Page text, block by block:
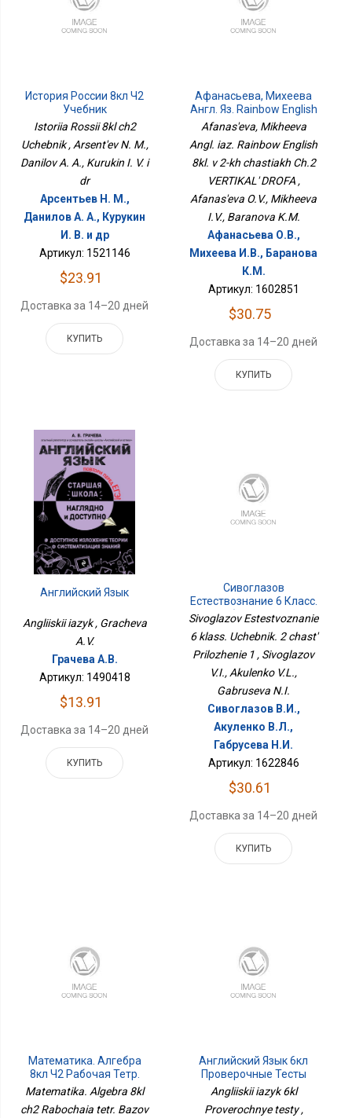
История России 8кл Ч2
Учебник
Istoriia Rossii 8kl ch2
Uchebnik , Arsent'ev N. M.,
Danilov A. A., Kurukin I. V. i
dr
Арсентьев Н. М.,
Данилов А. А., Курукин
И. В. и др
Артикул: 1521146
$23.91
Доставка за 14–20 дней
КУПИТЬ
Афанасьева, Михеева
Англ. Яз. Rainbow English
8кл. В 2-Х Частях Ч.2
ВЕРТИКАЛЬ ДРОФА
Afanas'eva, Mikheeva
Angl. iaz. Rainbow English
8kl. v 2-kh chastiakh Ch.2
VERTIKAL' DROFA ,
Afanas'eva O.V., Mikheeva
I.V., Baranova K.M.
Афанасьева О.В.,
Михеева И.В., Баранова
К.М.
Артикул: 1602851
$30.75
Доставка за 14–20 дней
КУПИТЬ
Английский Язык
Angliiskii iazyk , Gracheva
A.V.
Грачева А.В.
Артикул: 1490418
$13.91
Доставка за 14–20 дней
КУПИТЬ
Сивоглазов
Естествознание 6 Класс.
Учебник. 2 Часть
Sivoglazov Estestvoznanie
6 klass. Uchebnik. 2 chast'
Prilozhenie 1 , Sivoglazov
V.I., Akulenko V.L.,
Gabruseva N.I.
Сивоглазов В.И.,
Акуленко В.Л.,
Габрусева Н.И.
Артикул: 1622846
$30.61
Доставка за 14–20 дней
КУПИТЬ
Математика. Алгебра
8кл Ч2 Рабочая Тетр.
Базов Ур.
Matematika. Algebra 8kl
ch2 Rabochaia tetr. Bazov
Английский Язык 6кл
Проверочные Тесты
Angliiskii iazyk 6kl
Proverochnye testy ,